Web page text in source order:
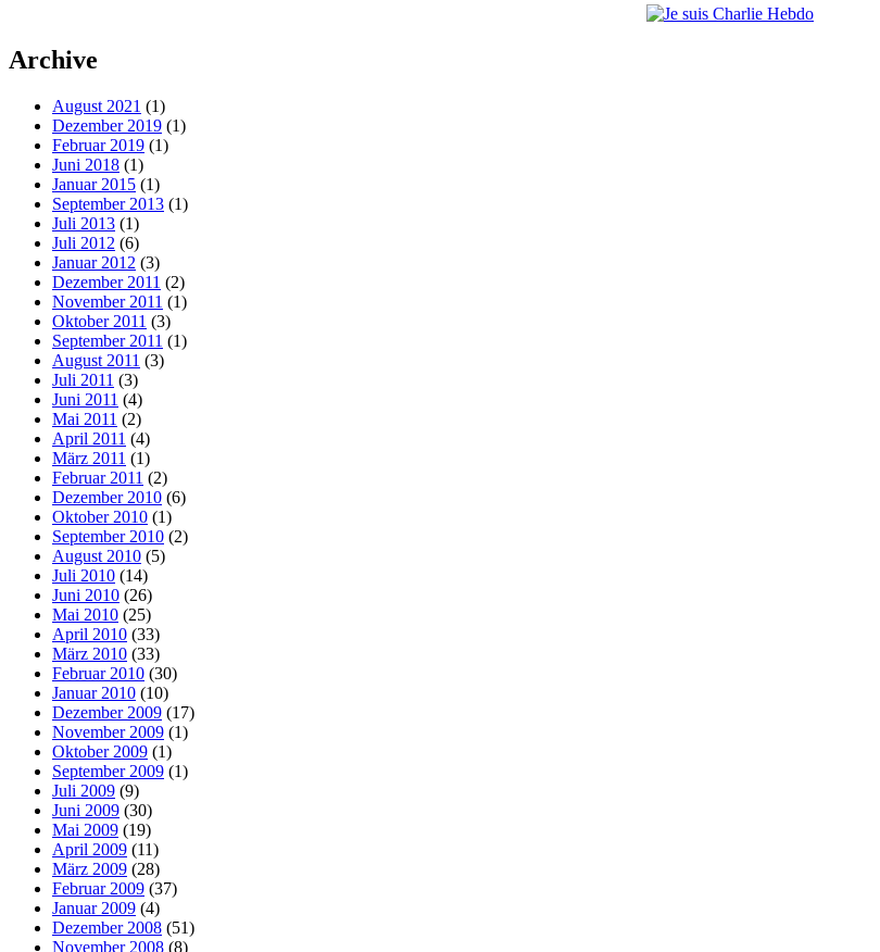
Archive
August 2021 (1)
Dezember 2019 (1)
Februar 2019 (1)
Juni 2018 (1)
Januar 2015 (1)
September 2013 (1)
Juli 2013 (1)
Juli 2012 (6)
Januar 2012 (3)
Dezember 2011 (2)
November 2011 (1)
Oktober 2011 (3)
September 2011 (1)
August 2011 (3)
Juli 2011 (3)
Juni 2011 (4)
Mai 2011 (2)
April 2011 (4)
März 2011 (1)
Februar 2011 (2)
Dezember 2010 (6)
Oktober 2010 (1)
September 2010 (2)
August 2010 (5)
Juli 2010 (14)
Juni 2010 (26)
Mai 2010 (25)
April 2010 (33)
März 2010 (33)
Februar 2010 (30)
Januar 2010 (10)
Dezember 2009 (17)
November 2009 (1)
Oktober 2009 (1)
September 2009 (1)
Juli 2009 (9)
Juni 2009 (30)
Mai 2009 (19)
April 2009 (11)
März 2009 (28)
Februar 2009 (37)
Januar 2009 (4)
Dezember 2008 (51)
November 2008 (8)